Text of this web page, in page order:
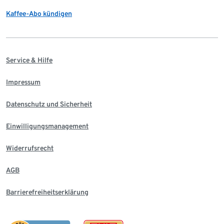
Kaffee-Abo kündigen
Service & Hilfe
Impressum
Datenschutz und Sicherheit
Einwilligungsmanagement
Widerrufsrecht
AGB
Barrierefreiheitserklärung